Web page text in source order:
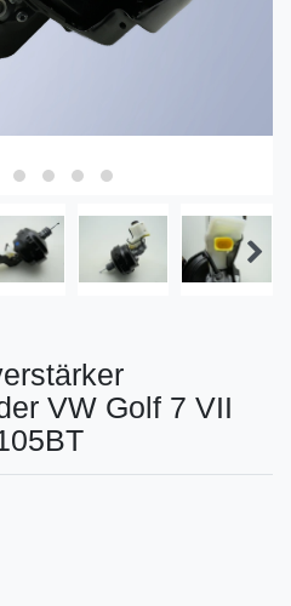
VW Golf 7 VII